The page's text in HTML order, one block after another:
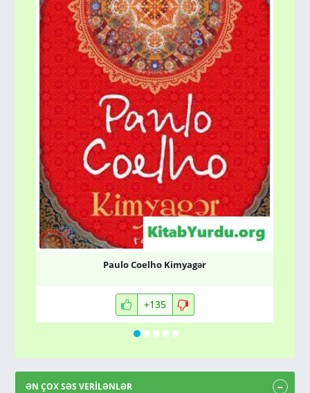
Paulo Coelho Kimyagər
+135
ƏN ÇOX SƏS VERİLƏNLƏR